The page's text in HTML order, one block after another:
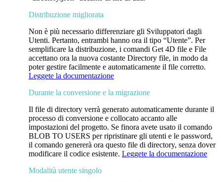
Distribuzione migliorata
Non è più necessario differenziare gli Sviluppatori dagli
Utenti. Pertanto, entrambi hanno ora il tipo “Utente”. Per
semplificare la distribuzione, i comandi Get 4D file e File
accettano ora la nuova costante Directory file, in modo da
poter gestire facilmente e automaticamente il file corretto.
Leggete la documentazione
Durante la conversione e la migrazione
Il file di directory verrà generato automaticamente durante il
processo di conversione e collocato accanto alle
impostazioni del progetto. Se finora avete usato il comando
BLOB TO USERS per ripristinare gli utenti e le password,
il comando genererà ora questo file di directory, senza dover
modificare il codice esistente. Leggete la documentazione
Modalità utente singolo